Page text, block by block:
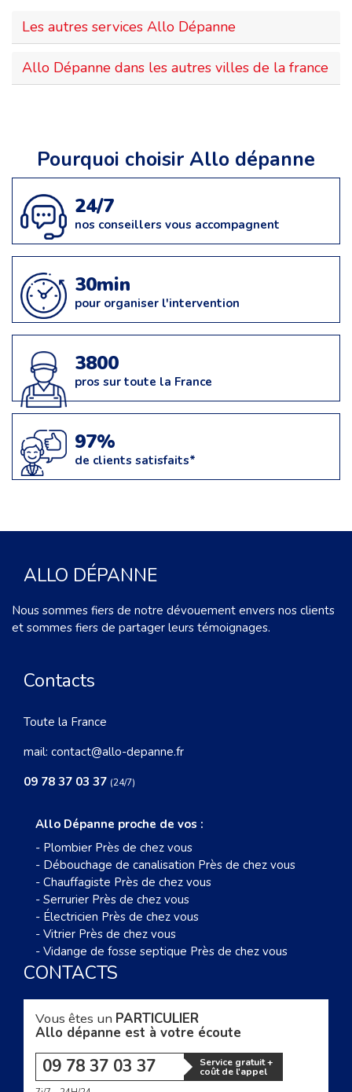
Les autres services Allo Dépanne
Allo Dépanne dans les autres villes de la france
Pourquoi choisir Allo dépanne
24/7
nos conseillers vous accompagnent
30min
pour organiser l'intervention
3800
pros sur toute la France
97%
de clients satisfaits*
ALLO DÉPANNE
Nous sommes fiers de notre dévouement envers nos clients
et sommes fiers de partager leurs témoignages.
Contacts
Toute la France
mail: contact@allo-depanne.fr
09 78 37 03 37 (24/7)
Allo Dépanne proche de vos :
- Plombier Près de chez vous
- Débouchage de canalisation Près de chez vous
- Chauffagiste Près de chez vous
- Serrurier Près de chez vous
- Électricien Près de chez vous
- Vitrier Près de chez vous
- Vidange de fosse septique Près de chez vous
CONTACTS
Vous êtes un PARTICULIER
Allo dépanne est à votre écoute
09 78 37 03 37 Service gratuit +
coût de l'appel